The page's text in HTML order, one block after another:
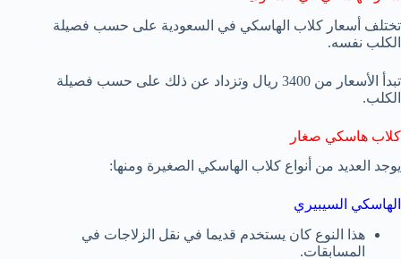
تختلف أسعار كلاب الهاسكي في السعودية على حسب فصيلة
الكلب نفسه.
تبدأ الأسعار من 3400 ريال وتزداد عن ذلك على حسب فصيلة
الكلب.
كلاب هاسكي صغار
يوجد العديد من أنواع كلاب الهاسكي الصغيرة ومنها:
الهاسكي السيبيري
هذا النوع كان يستخدم قديما في نقل الزلاجات في
المسابقات.